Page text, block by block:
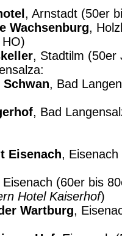
, Arnstadt (50er
Wachsenburg,
, Stadtilm (50er
Schwan, Bad
, Bad
Eisenach,
Eisenach (60er bis
Hotel Kaiserhof)
Wartburg,